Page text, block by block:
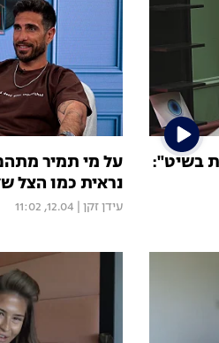
בשיט":
על מי תמיר
נראית כמו הצל
עידן זקן 12.04, 11:02